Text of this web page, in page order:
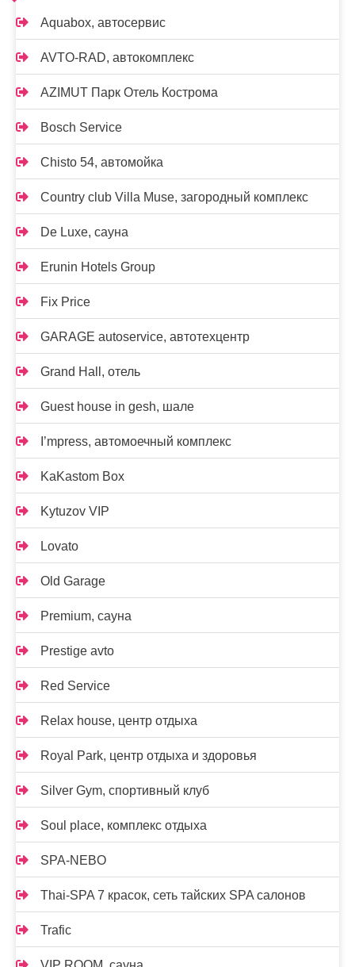
Aquabox, автосервис
AVTO-RAD, автокомплекс
AZIMUT Парк Отель Кострома
Bosch Service
Chisto 54, автомойка
Country club Villa Muse, загородный комплекс
De Luxe, сауна
Erunin Hotels Group
Fix Price
GARAGE autoservice, автотехцентр
Grand Hall, отель
Guest house in gesh, шале
I’mpress, автомоечный комплекс
KaKastom Box
Kytuzov VIP
Lovato
Old Garage
Premium, сауна
Prestige avto
Red Service
Relax house, центр отдыха
Royal Park, центр отдыха и здоровья
Silver Gym, спортивный клуб
Soul place, комплекс отдыха
SPA-NEBO
Thai-SPA 7 красок, сеть тайских SPA салонов
Trafic